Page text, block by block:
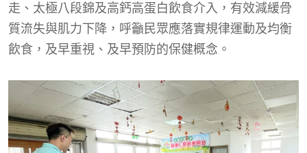
走、太極八段錦及高鈣高蛋白飲食介入，有效減緩骨
質流失與肌力下降，呼籲民眾應落實規律運動及均衡
飲食，及早重視、及早預防的保健概念。